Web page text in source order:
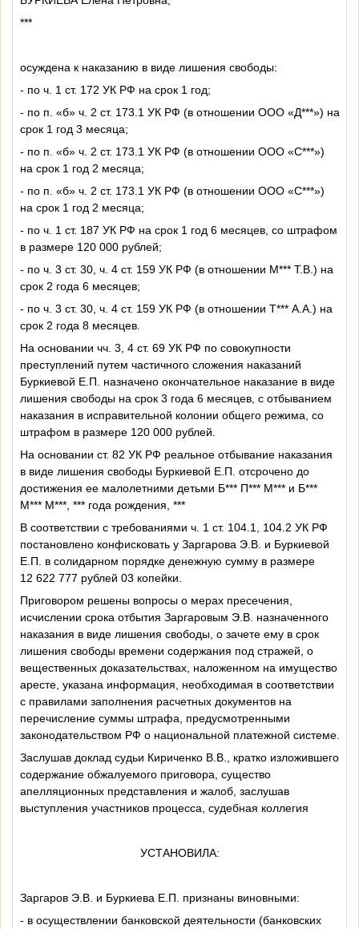
***
осуждена к наказанию в виде лишения свободы:
- по ч. 1 ст. 172 УК РФ на срок 1 год;
- по п. «б» ч. 2 ст. 173.1 УК РФ (в отношении ООО «Д***») на
срок 1 год 3 месяца;
- по п. «б» ч. 2 ст. 173.1 УК РФ (в отношении ООО «С***»)
на срок 1 год 2 месяца;
- по п. «б» ч. 2 ст. 173.1 УК РФ (в отношении ООО «С***»)
на срок 1 год 2 месяца;
- по ч. 1 ст. 187 УК РФ на срок 1 год 6 месяцев, со штрафом
в размере 120 000 рублей;
- по ч. 3 ст. 30, ч. 4 ст. 159 УК РФ (в отношении М*** Т.В.) на
срок 2 года 6 месяцев;
- по ч. 3 ст. 30, ч. 4 ст. 159 УК РФ (в отношении Т*** А.А.) на
срок 2 года 8 месяцев.
На основании чч. 3, 4 ст. 69 УК РФ по совокупности
преступлений путем частичного сложения наказаний
Буркиевой Е.П. назначено окончательное наказание в виде
лишения свободы на срок 3 года 6 месяцев, с отбыванием
наказания в исправительной колонии общего режима, со
штрафом в размере 120 000 рублей.
На основании ст. 82 УК РФ реальное отбывание наказания
в виде лишения свободы Буркиевой Е.П. отсрочено до
достижения ее малолетними детьми Б*** П*** М*** и Б***
М*** М***, *** года рождения, ***
В соответствии с требованиями ч. 1 ст. 104.1, 104.2 УК РФ
постановлено конфисковать у Заргарова Э.В. и Буркиевой
Е.П. в солидарном порядкеденежную суммув размере
12 622 777 рублей 03 копейки.
Приговором решены вопросы о мерах пресечения,
исчислении срока отбытия Заргаровым Э.В. назначенного
наказания в виде лишения свободы, о зачете ему в срок
лишения свободы времени содержания под стражей, о
вещественных доказательствах, наложенном на имущество
аресте, указана информация, необходимая в соответствии
с правилами заполнения расчетных документов на
перечисление суммы штрафа, предусмотренными
законодательством РФ о национальной платежной системе.
Заслушав доклад судьи Кириченко В.В., кратко изложившего
содержание обжалуемого приговора, существо
апелляционных представления и жалоб, заслушав
выступления участников процесса, судебная коллегия
УСТАНОВИЛА:
Заргаров Э.В. и Буркиева Е.П. признаны виновными:
- в осуществлении банковской деятельности (банковских